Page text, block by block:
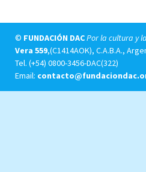
© FUNDACIÓN DACPor la cultura y
Vera 559,(C1414AOK), C.A.B.A.,
Tel. (+54) 0800-3456-DAC(322)
Email: